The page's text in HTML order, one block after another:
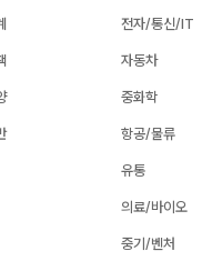
전자/통신/IT
자동차
중화학
항공/물류
유통
의료/바이오
중기/벤처